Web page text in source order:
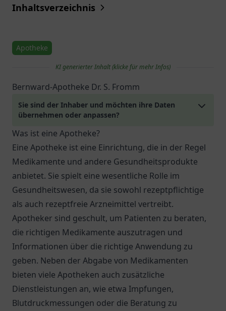
Inhaltsverzeichnis
Apotheke
KI generierter Inhalt (klicke für mehr Infos)
Bernward-Apotheke Dr. S. Fromm
Sie sind der Inhaber und möchten ihre Daten
übernehmen oder anpassen?
Was ist eine Apotheke?
Eine Apotheke ist eine Einrichtung, die in der Regel
Medikamente und andere Gesundheitsprodukte
anbietet. Sie spielt eine wesentliche Rolle im
Gesundheitswesen, da sie sowohl rezeptpflichtige
als auch rezeptfreie Arzneimittel vertreibt.
Apotheker sind geschult, um Patienten zu beraten,
die richtigen Medikamente auszutragen und
Informationen über die richtige Anwendung zu
geben. Neben der Abgabe von Medikamenten
bieten viele Apotheken auch zusätzliche
Dienstleistungen an, wie etwa Impfungen,
Blutdruckmessungen oder die Beratung zu